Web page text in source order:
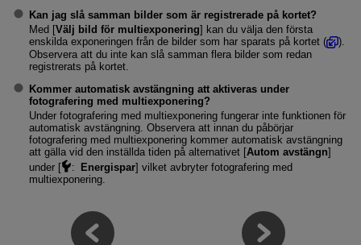
Kan jag slå samman bilder som är registrerade på kortet?
Med [Välj bild för multiexponering] kan du välja den första
enskilda exponeringen från de bilder som har sparats på kortet (
).
Observera att du inte kan slå samman flera bilder som redan
registrerats på kortet.
Kommer automatisk avstängning att aktiveras under
fotografering med multiexponering?
Under fotografering med multiexponering fungerar inte funktionen för
automatisk avstängning. Observera att innan du påbörjar
fotografering med multiexponering kommer automatisk avstängning
att gälla vid den inställda tiden på alternativet [Autom avstängn]
under [
: Energispar] vilket avbryter fotografering med
multiexponering.